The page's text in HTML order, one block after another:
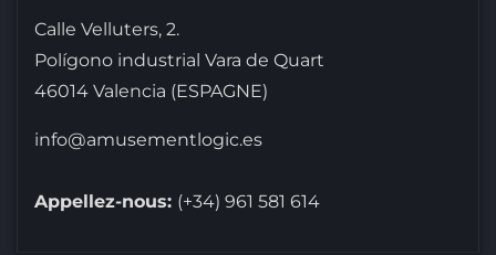
Calle Velluters, 2.
Polígono industrial Vara de Quart
46014 Valencia (ESPAGNE)
info@amusementlogic.es
Appellez-nous: (+34) 961 581 614